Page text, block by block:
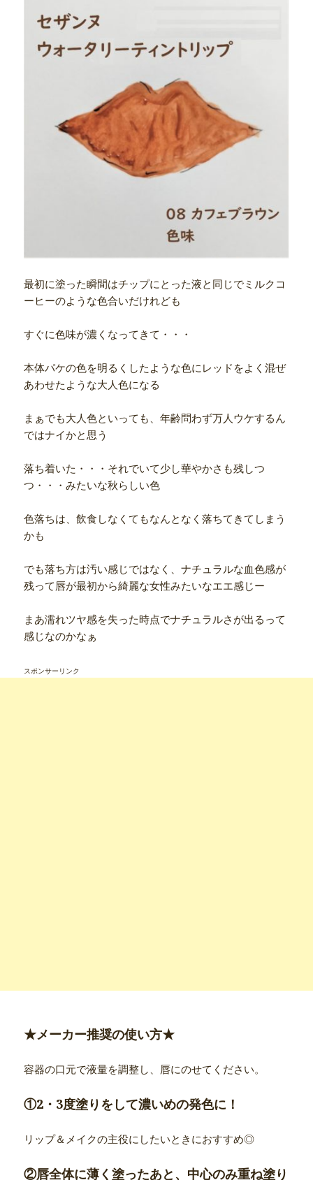
最初に塗った瞬間はチップにとった液と同じでミルクコ
ーヒーのような色合いだけれども
すぐに色味が濃くなってきて・・・
本体パケの色を明るくしたような色にレッドをよく混ぜ
あわせたような大人色になる
まぁでも大人色といっても、年齢問わず万人ウケするん
ではナイかと思う
落ち着いた・・・それでいて少し華やかさも残しつ
つ・・・みたいな秋らしい色
色落ちは、飲食しなくてもなんとなく落ちてきてしまう
かも
でも落ち方は汚い感じではなく、ナチュラルな血色感が
残って唇が最初から綺麗な女性みたいなエエ感じー
まあ濡れツヤ感を失った時点でナチュラルさが出るって
感じなのかなぁ
スポンサーリンク
★メーカー推奨の使い方★
容器の口元で液量を調整し、唇にのせてください。
①2・3度塗りをして濃いめの発色に！
リップ＆メイクの主役にしたいときにおすすめ◎
②唇全体に薄く塗ったあと、中心のみ重ね塗り